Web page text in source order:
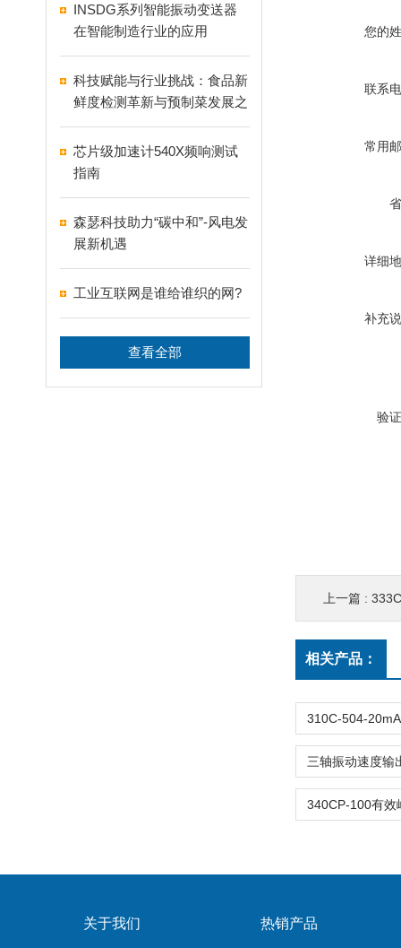
INSDG系列智能振动变送器
在智能制造行业的应用
科技赋能与行业挑战：食品新
鲜度检测革新与预制菜发展之
思
芯片级加速计540X频响测试
指南
森瑟科技助力“碳中和”-风电发
展新机遇
工业互联网是谁给谁织的网?
查看全部
您的
联系
常用
详细
补充
验
上一篇 :
相关产品：
关于我们 热销产品